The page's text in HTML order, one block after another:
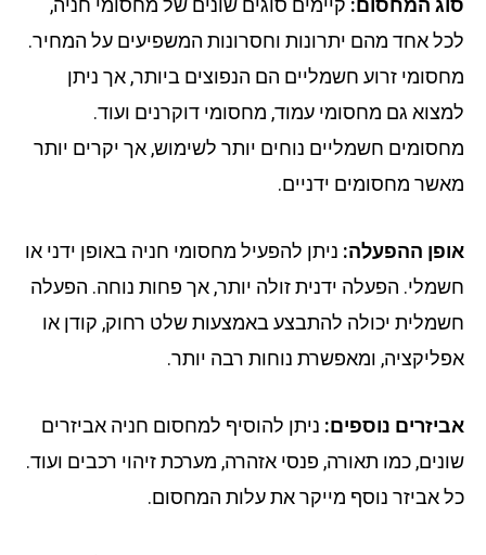
המחסום:קיימים סוגים שונים של מחסומי חניה,
אחד מהם יתרונות וחסרונות המשפיעים על המחיר.
זרוע חשמליים הם הנפוצים ביותר, אך ניתן
גם מחסומי עמוד, מחסומי דוקרנים ועוד.
חשמליים נוחים יותר לשימוש, אך יקרים יותר
מחסומים ידניים.
ההפעלה:ניתן להפעיל מחסומי חניה באופן ידני או
הפעלה ידנית זולה יותר, אך פחות נוחה. הפעלה
יכולה להתבצע באמצעות שלט רחוק, קודן או
ומאפשרת נוחות רבה יותר.
נוספים:ניתן להוסיף למחסום חניה אביזרים
כמו תאורה, פנסי אזהרה, מערכת זיהוי רכבים ועוד.
אביזר נוסף מייקר את עלות המחסום.